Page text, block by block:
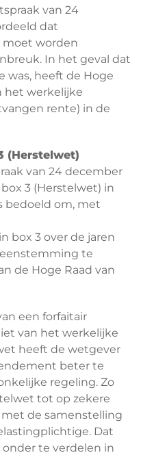
van 24
dat
moet worden
In het geval dat
was, heeft de Hoge
het werkelijke
rente) in de
(Herstelwet)
van 24 december
3 (Herstelwet) in
bedoeld om, met
box 3 over de jaren
te
de Hoge Raad van
een forfaitair
van het werkelijke
heeft de wetgever
beter te
regeling. Zo
tot op zekere
de samenstelling
Dat
te verdelen in